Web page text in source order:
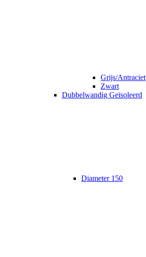
Grijs/Antraciet
Zwart
Dubbelwandig Geïsoleerd
Diameter 150